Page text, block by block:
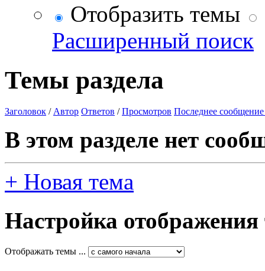
Отобразить темы
Расширенный поиск
Темы раздела
Заголовок / Автор Ответов /Просмотров Последнее сообщение
В этом разделе нет
+ Новая тема
Настройка отображения
Отображать темы ...